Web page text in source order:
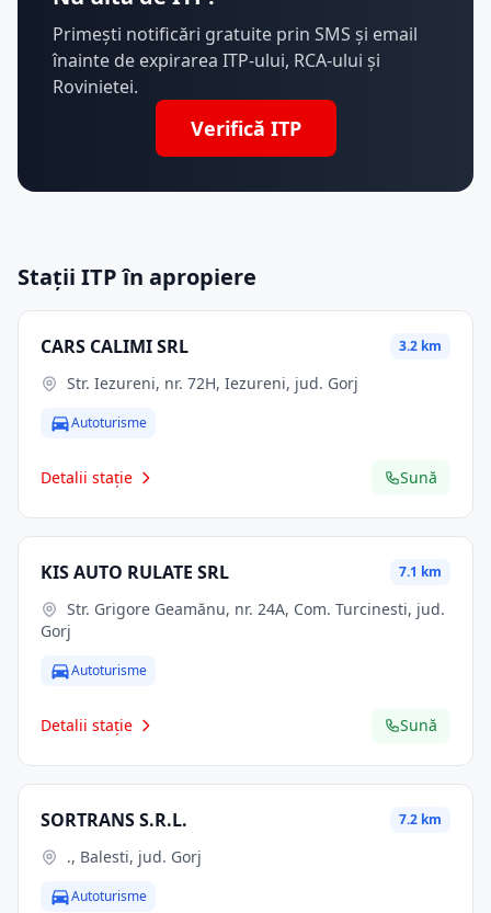
Primești notificări gratuite prin SMS și email
înainte de expirarea ITP-ului, RCA-ului și
Rovinietei.
Verifică ITP
Stații ITP în apropiere
CARS CALIMI SRL 3.2 km
Str. Iezureni, nr. 72H, Iezureni, jud. Gorj
Autoturisme
Detalii stație Sună
KIS AUTO RULATE SRL 7.1 km
Gorj
Autoturisme
Detalii stație Sună
SORTRANS S.R.L. 7.2 km
., Balesti, jud. Gorj
Autoturisme